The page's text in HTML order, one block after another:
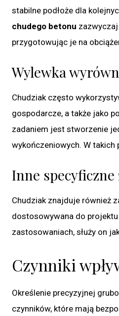
stabilne podłoże dla
chudego betonu
przygotowując je na
Wylewka
Chudziak często
gospodarcze, a także jako
zadaniem jest stworzenie
wykończeniowych. W takich
Inne
Chudziak znajduje również
dostosowywana do
zastosowaniach, służy on
Czynniki
Określenie precyzyjnej
czynników, które mają